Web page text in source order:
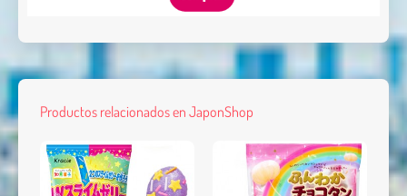
Productos relacionados en JaponShop